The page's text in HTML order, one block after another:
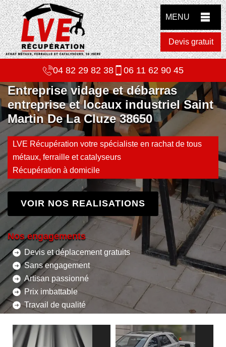
MENU
Devis gratuit
04 82 29 82 38 06 11 62 90 45
Entreprise vidage et débarras
entreprise et locaux industriel Saint
Martin De La Cluze 38650
LVE Récupération votre spécialiste en rachat de tous
métaux, ferraille et catalyseurs
Récupération à domicile
VOIR NOS REALISATIONS
Nos engagements
Devis et déplacement gratuits
Sans engagement
Artisan passionné
Prix imbattable
Travail de qualité